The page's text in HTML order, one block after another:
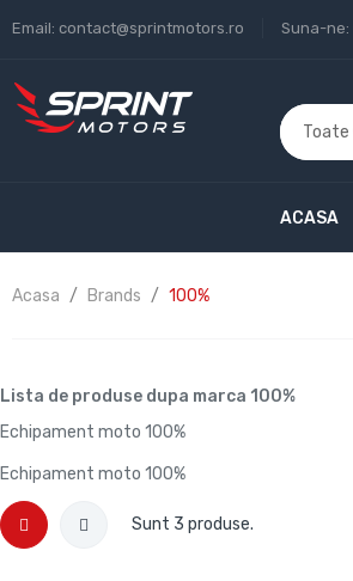
Email: contact@sprintmotors.ro Suna-ne:
ACASA
Acasa Brands 100%
Lista de produse dupa marca 100%
Echipament moto 100%
Echipament moto 100%
Sunt 3 produse.